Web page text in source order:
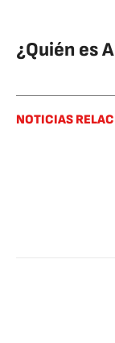
¿Quién es
NOTICIAS